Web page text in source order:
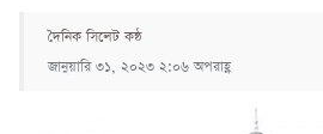
দৈনিক সিলেট কন্ঠ
জানুয়ারি ৩১, ২০২৩ ২:০৬ অপরাহ্ণ